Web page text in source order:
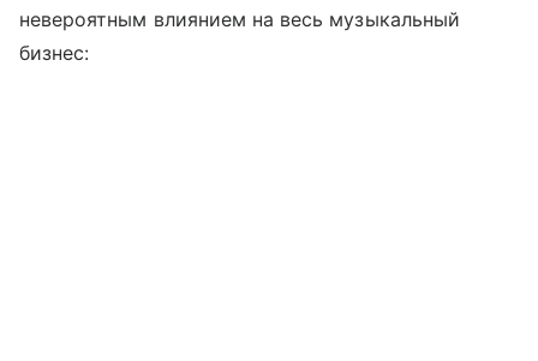
невероятным влиянием на весь музыкальный
бизнес: